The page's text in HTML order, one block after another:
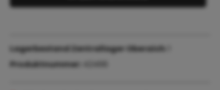
Lagerbestand Zentrallager Oberaich:
Produktnummer: